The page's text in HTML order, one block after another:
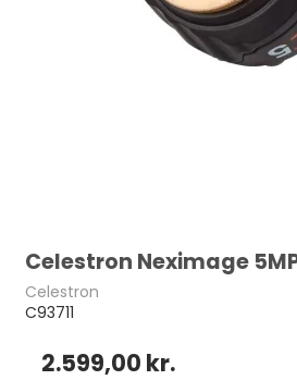
Celestron Neximage
Celestron
C93711
2.599,00 kr.